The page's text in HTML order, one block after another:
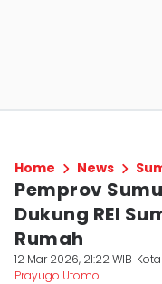
Home News
Pemprov
Dukung REI
Rumah
12 Mar 2026, 21:22 WIB
Prayugo Utomo